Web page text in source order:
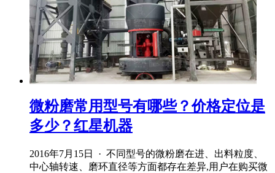
微粉磨常用型号有哪些？价格定位是
多少？红星机器
2016年7月15日 · 不同型号的微粉磨在进、出料粒度、
中心轴转速、磨环直径等方面都存在差异,用户在购买微